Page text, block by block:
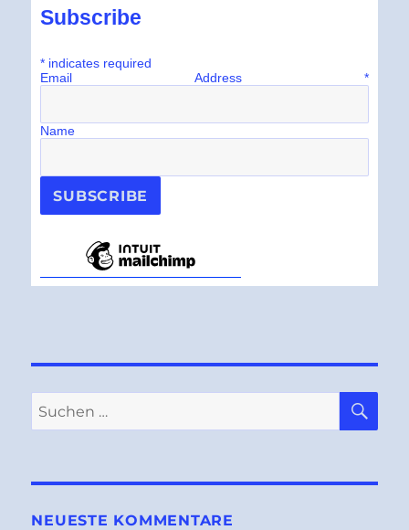
Subscribe
* indicates required
Email Address *
Name
Suchen
nach:
NEUESTE KOMMENTARE